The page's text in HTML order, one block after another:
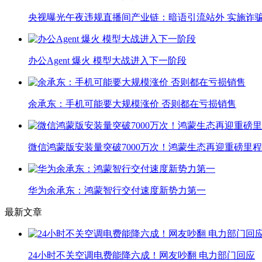
央视曝光午夜违规直播间产业链：暗语引流站外 实施诈
办公Agent 爆火 模型大战进入下一阶段
余承东：手机可能要大规模涨价 否则都在亏损销售
微信鸿蒙版安装量突破7000万次！鸿蒙生态再迎重磅里
华为余承东：鸿蒙智行交付速度新势力第一
最新文章
24小时不关空调电费能降六成！网友吵翻 电力部门回应